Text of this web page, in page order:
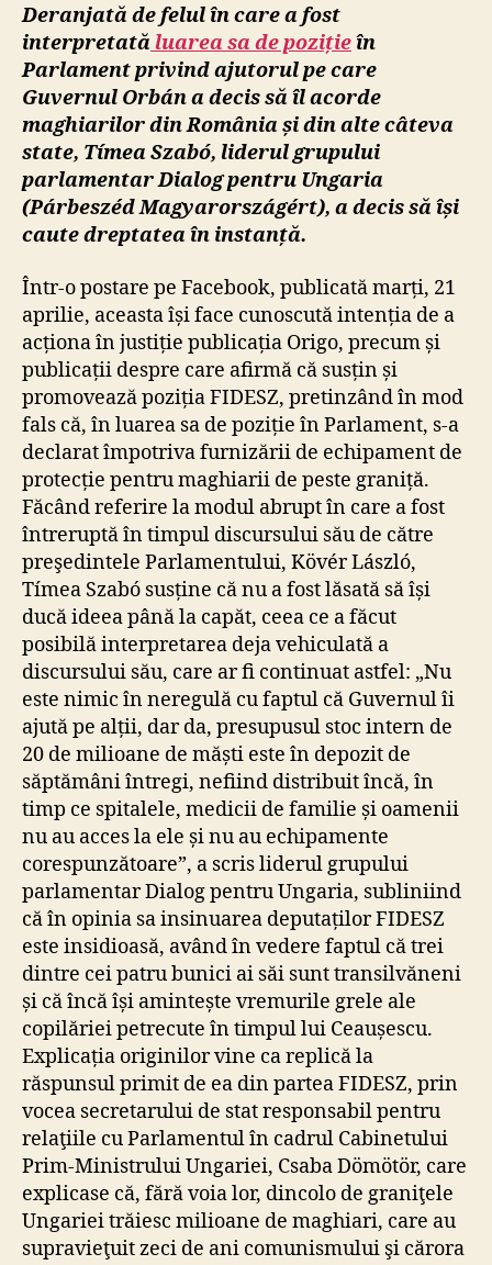
acordate
maghiarilor
din
granițelor
Deranjată de felul în care a fost
interpretată luarea sa de pozițieîn
Parlament privind ajutorul pe care
Guvernul Orbán a decis să îl acorde
maghiarilor din România și din alte câteva
state, Tímea Szabó, liderul grupului
parlamentar Dialog pentru Ungaria
(Párbeszéd Magyarországért), a decis să își
caute dreptatea în instanță.
Într-o postare pe Facebook, publicată marți, 21
aprilie, aceasta își face cunoscută intenția de a
acționa în justiție publicația Origo, precum și
publicații despre care afirmă că susțin și
promovează poziția FIDESZ, pretinzând în mod
fals că, în luarea sa de poziție în Parlament, s-a
declarat împotriva furnizării de echipament de
protecție pentru maghiarii de peste graniță.
Făcând referire la modul abrupt în care a fost
întreruptă în timpul discursului său de către
preşedintele Parlamentului, Kövér László,
Tímea Szabó susține că nu a fost lăsată să își
ducă ideea până la capăt, ceea ce a făcut
posibilă interpretarea deja vehiculată a
discursului său, care ar fi continuat astfel: „Nu
este nimic în neregulă cu faptul că Guvernul îi
ajută pe alții, dar da, presupusul stoc intern de
20 de milioane de măști este în depozit de
săptămâni întregi, nefiind distribuit încă, în
timp ce spitalele, medicii de familie și oamenii
nu au acces la ele și nu au echipamente
corespunzătoare”, a scris liderul grupului
parlamentar Dialog pentru Ungaria, subliniind
că în opinia sa insinuarea deputaților FIDESZ
este insidioasă, având în vedere faptul că trei
dintre cei patru bunici ai săi sunt transilvăneni
și că încă își amintește vremurile grele ale
copilăriei petrecute în timpul lui Ceaușescu.
Explicația originilor vine ca replică la
răspunsul primit de ea din partea FIDESZ, prin
vocea secretarului de stat responsabil pentru
relaţiile cu Parlamentul în cadrul Cabinetului
Prim-Ministrului Ungariei, Csaba Dömötör, care
explicase că, fără voia lor, dincolo de graniţele
Ungariei trăiesc milioane de maghiari, care au
supravieţuit zeci de ani comunismului şi cărora